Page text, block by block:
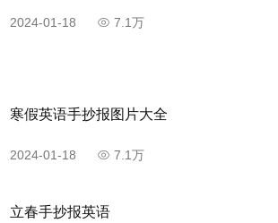
2024-01-18 7.1万
寒假英语手抄报图片大全
2024-01-18 7.1万
立春手抄报英语